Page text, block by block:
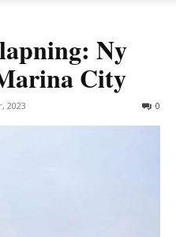
Ny
City
2023 0